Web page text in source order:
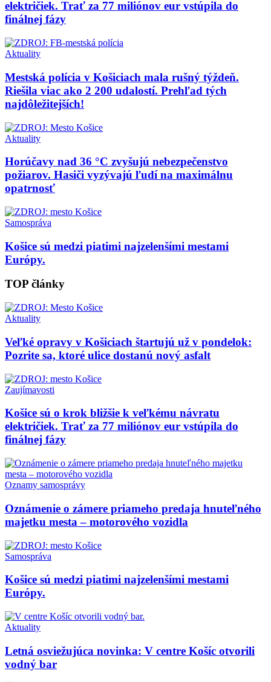
električiek. Trať za 77 miliónov eur vstúpila do
finálnej fázy
Aktuality
Mestská polícia v Košiciach mala rušný týždeň.
Riešila viac ako 2 200 udalostí. Prehľad tých
najdôležitejších!
Aktuality
Horúčavy nad 36 °C zvyšujú nebezpečenstvo
požiarov. Hasiči vyzývajú ľudí na maximálnu
opatrnosť
Samospráva
Košice sú medzi piatimi najzelenšími mestami
Európy.
TOP články
Aktuality
Veľké opravy v Košiciach štartujú už v pondelok:
Pozrite sa, ktoré ulice dostanú nový asfalt
Zaujímavosti
Košice sú o krok bližšie k veľkému návratu
električiek. Trať za 77 miliónov eur vstúpila do
finálnej fázy
Oznamy samosprávy
Oznámenie o zámere priameho predaja hnuteľného
majetku mesta – motorového vozidla
Samospráva
Košice sú medzi piatimi najzelenšími mestami
Európy.
Aktuality
Letná osviežujúca novinka: V centre Košíc otvorili
vodný bar